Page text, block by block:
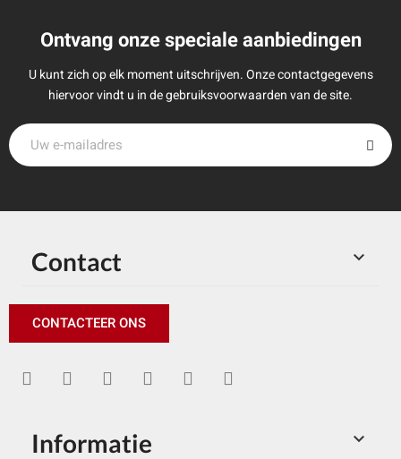
Ontvang onze speciale aanbiedingen
U kunt zich op elk moment uitschrijven. Onze contactgegevens
hiervoor vindt u in de gebruiksvoorwaarden van de site.

Contact
CONTACTEER ONS

Informatie